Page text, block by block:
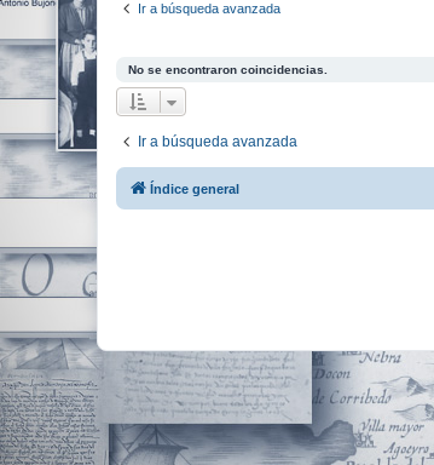
Ir a búsqueda avanzada
No se encontraron coincidencias.
Ir a búsqueda avanzada
Índice general